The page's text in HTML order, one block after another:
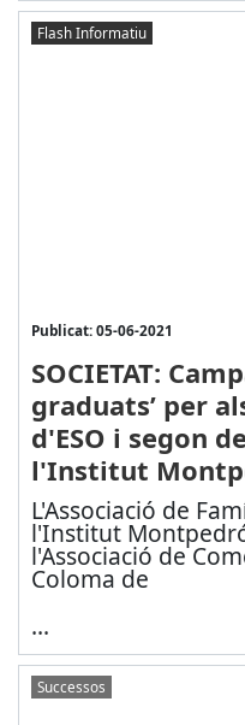
Flash Informatiu
Publicat: 05-06-2021
SOCIETAT:
graduats’ per
d'ESO i segon
l'Institut
L'Associació de
l'Institut
l'Associació de
Coloma de
...
Successos